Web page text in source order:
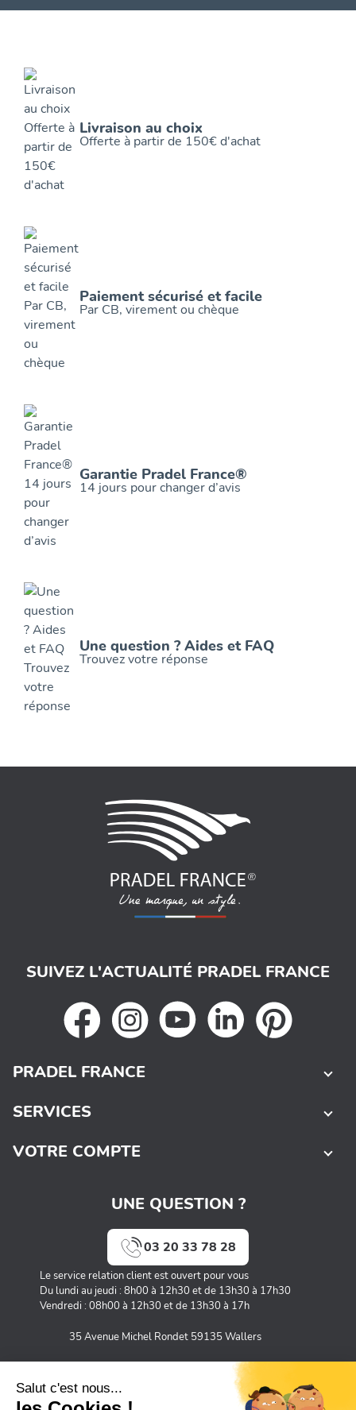
Livraison au choix
Offerte à partir de 150€ d'achat
Paiement sécurisé et facile
Par CB, virement ou chèque
Garantie Pradel France®
14 jours pour changer d’avis
Une question ? Aides et FAQ
Trouvez votre réponse
UNE QUESTION ?
03 20 33 78 28
Le service relation client est ouvert pour vous
Du lundi au jeudi : 8h00 à 12h30 et de 13h30 à 17h30
Vendredi : 08h00 à 12h30 et de 13h30 à 17h
35 Avenue Michel Rondet 59135 Wallers
PRADEL FRANCE
SERVICES
VOTRE COMPTE
SUIVEZ L'ACTUALITÉ PRADEL FRANCE